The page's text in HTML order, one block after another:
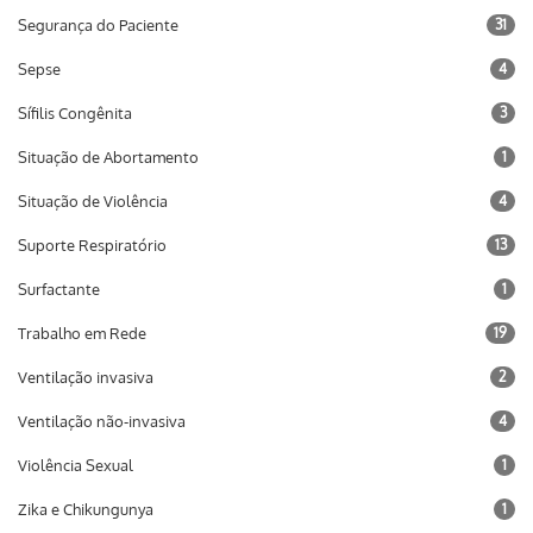
Segurança do Paciente 31
Sepse 4
Sífilis Congênita 3
Situação de Abortamento 1
Situação de Violência 4
Suporte Respiratório 13
Surfactante 1
Trabalho em Rede 19
Ventilação invasiva 2
Ventilação não-invasiva 4
Violência Sexual 1
Zika e Chikungunya 1